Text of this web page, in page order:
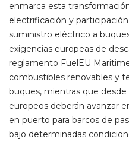
enmarca esta
electrificación y
suministro eléctrico a
exigencias europeas de
reglamento FuelEU
combustibles renovables y
buques, mientras que
europeos deberán avanzar
en puerto para barcos de
bajo determinadas